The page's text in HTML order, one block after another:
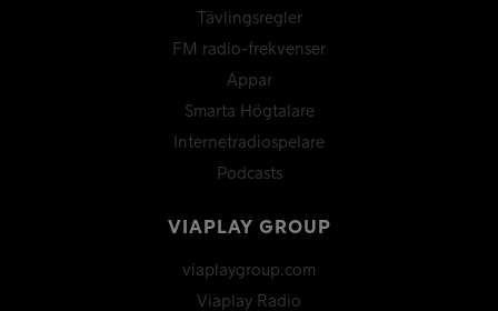
Tävlingsregler
FM radio-frekvenser
Appar
Smarta Högtalare
Internetradiospelare
Podcasts
VIAPLAY GROUP
viaplaygroup.com
Viaplay Radio